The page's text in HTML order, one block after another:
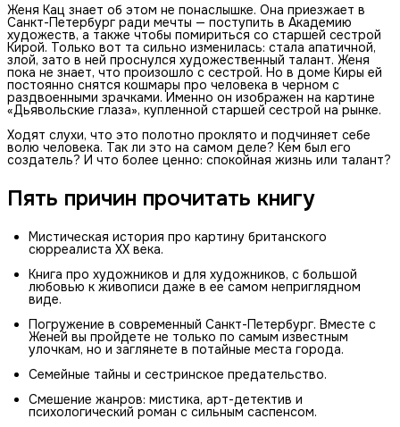
Женя Кац знает об этом не понаслышке. Она приезжает в
Санкт-Петербург ради мечты — поступить в Академию
художеств, а также чтобы помириться со старшей сестрой
Кирой. Только вот та сильно изменилась: стала апатичной,
злой, зато в ней проснулся художественный талант. Женя
пока не знает, что произошло с сестрой. Но в доме Киры ей
постоянно снятся кошмары про человека в черном с
раздвоенными зрачками. Именно он изображен на картине
«Дьявольские глаза», купленной старшей сестрой на рынке.
Ходят слухи, что это полотно проклято и подчиняет себе
волю человека. Так ли это на самом деле? Кем был его
создатель? И что более ценно: спокойная жизнь или талант?
Пять причин прочитать книгу
Мистическая история про картину британского
сюрреалиста XX века.
Книга про художников и для художников, с большой
любовью к живописи даже в ее самом неприглядном
виде.
Погружение в современный Санкт-Петербург. Вместе с
Женей вы пройдете не только по самым известным
улочкам, но и заглянете в потайные места города.
Семейные тайны и сестринское предательство.
Смешение жанров: мистика, арт-детектив и
психологический роман с сильным саспенсом.